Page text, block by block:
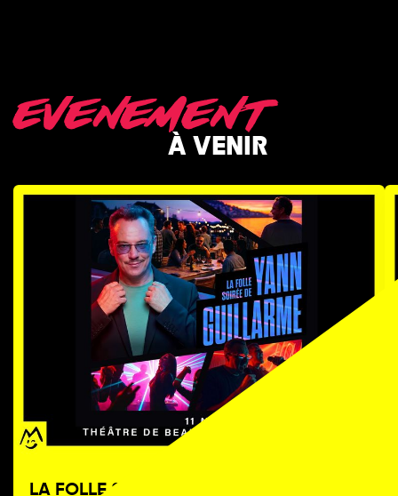
EVENEMENT
À VENIR
LA FOLLE SOIRÉE DE YANN